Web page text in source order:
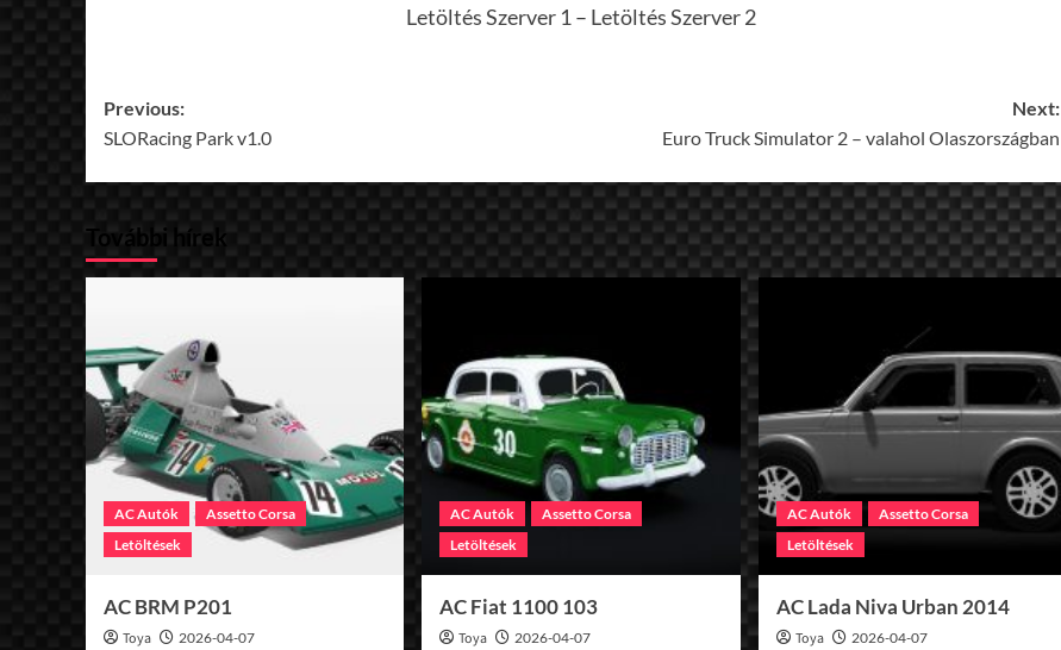
Letöltés Szerver 1 – Letöltés Szerver 2
Post
navigation
Previous:
SLORacing Park v1.0
Next:
Euro Truck Simulator 2 – valahol Olaszországban
További hírek
AC Autók
Assetto Corsa
Letöltések
AC BRM P201
Toya 2026-04-07
AC Autók
Assetto Corsa
Letöltések
AC Fiat 1100 103
Toya 2026-04-07
AC Autók
Assetto Corsa
Letöltések
AC Lada Niva Urban 2014
Toya 2026-04-07